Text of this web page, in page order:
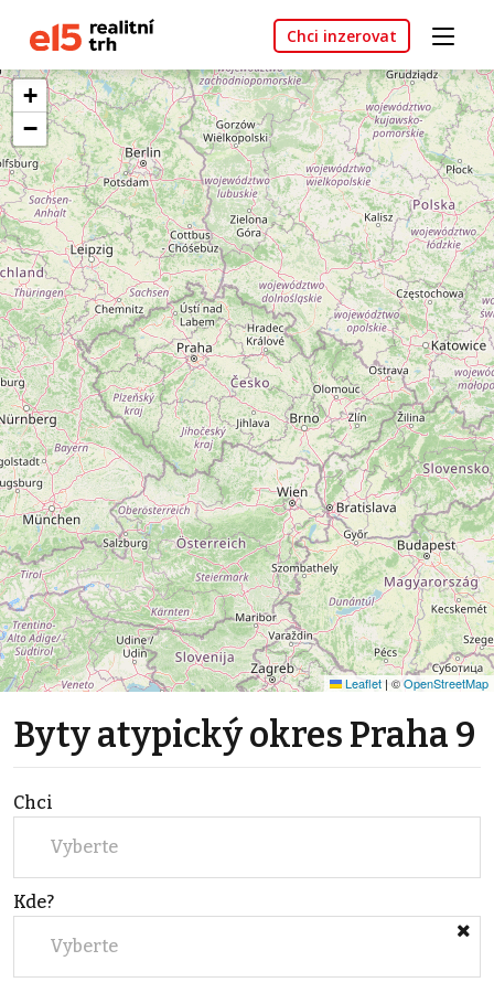
Chci inzerovat
+
−
Leaflet | ©OpenStreetMap
Byty atypický okres Praha 9
Chci
Vyberte
Kde?
Vyberte